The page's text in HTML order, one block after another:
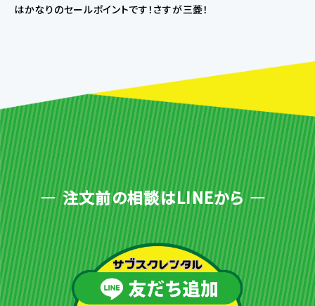
はかなりのセールポイントです！さすが三菱！
注文前の相談はLINEから